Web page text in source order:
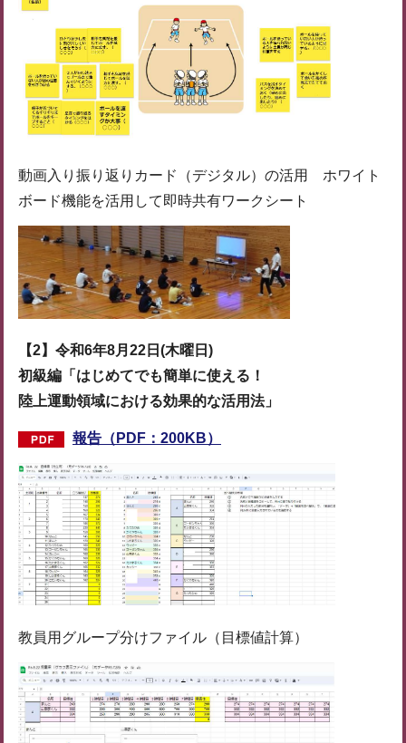
動画入り振り返りカード（デジタル）の活用 ホワイト
ボード機能を活用して即時共有ワークシート
【2】令和6年8月22日(木曜日)
初級編「はじめてでも簡単に使える！
陸上運動領域における効果的な活用法」
報告（PDF：200KB）
教員用グループ分けファイル（目標値計算）